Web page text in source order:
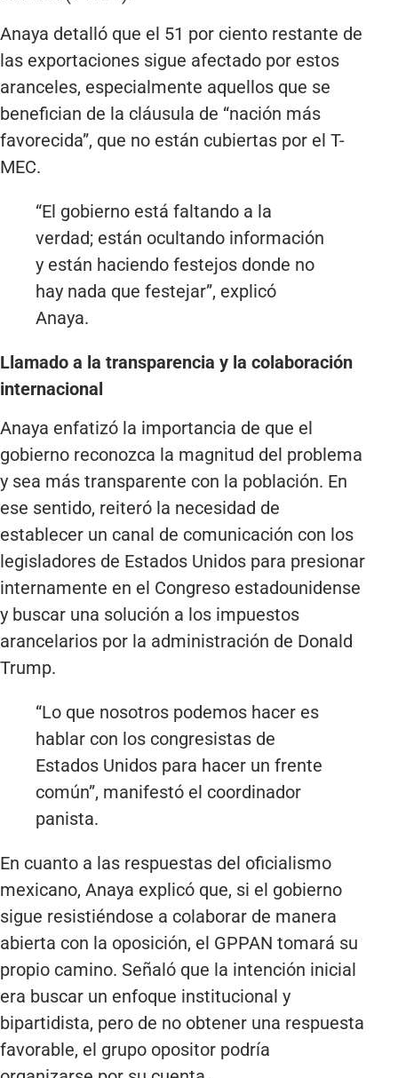
Anaya detalló que el 51 por ciento restante de
las exportaciones sigue afectado por estos
aranceles, especialmente aquellos que se
benefician de la cláusula de “nación más
favorecida”, que no están cubiertas por el T-
MEC.
“El gobierno está faltando a la
verdad; están ocultando información
y están haciendo festejos donde no
hay nada que festejar”, explicó
Anaya.
Llamado a la transparencia y la colaboración
internacional
Anaya enfatizó la importancia de que el
gobierno reconozca la magnitud del problema
y sea más transparente con la población. En
ese sentido, reiteró la necesidad de
establecer un canal de comunicación con los
legisladores de Estados Unidos para presionar
internamente en el Congreso estadounidense
y buscar una solución a los impuestos
arancelarios por la administración de Donald
Trump.
“Lo que nosotros podemos hacer es
hablar con los congresistas de
Estados Unidos para hacer un frente
común”, manifestó el coordinador
panista.
En cuanto a las respuestas del oficialismo
mexicano, Anaya explicó que, si el gobierno
sigue resistiéndose a colaborar de manera
abierta con la oposición, el GPPAN tomará su
propio camino. Señaló que la intención inicial
era buscar un enfoque institucional y
bipartidista, pero de no obtener una respuesta
favorable, el grupo opositor podría